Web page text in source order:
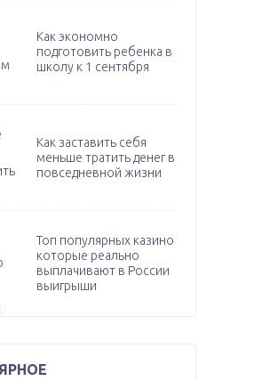
Как экономно
подготовить ребенка в
школу к 1 сентября
Как заставить себя
меньше тратить денег в
повседневной жизни
Топ популярных казино
которые реально
выплачивают в России
выигрыши